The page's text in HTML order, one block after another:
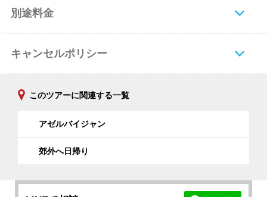
別途料金
キャンセルポリシー
このツアーに関連する一覧
アゼルバイジャン
郊外へ日帰り